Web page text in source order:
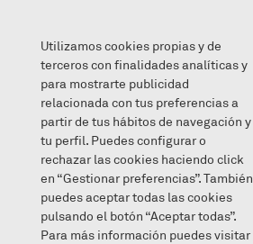
ZORIONAK ZOE ETA IBAI! 😊
2020/04/17
Utilizamos cookies propias y de
terceros con finalidades analíticas y
para mostrarte publicidad
relacionada con tus preferencias a
partir de tus hábitos de navegación y
tu perfil. Puedes configurar o
rechazar las cookies haciendo click
en “Gestionar preferencias”. También
puedes aceptar todas las cookies
pulsando el botón “Aceptar todas”.
Para más información puedes visitar